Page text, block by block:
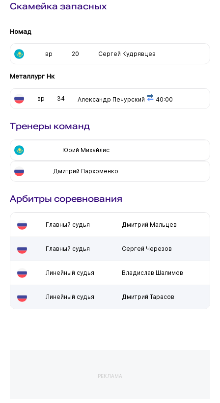
Скамейка запасных
Номад
вр 20 Сергей Кудрявцев
Металлург Нк
вр 34 Александр Печурский 40:00
Тренеры команд
Юрий Михайлис
Дмитрий Пархоменко
Арбитры соревнования
Главный судья Дмитрий Мальцев
Главный судья Сергей Черезов
Линейный судья Владислав Шалимов
Линейный судья Дмитрий Тарасов
РЕКЛАМА